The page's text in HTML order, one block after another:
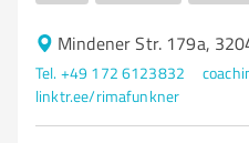
Mindener Str. 179a,
Tel. +49 172 6123832
linktr.ee/rimafunkner